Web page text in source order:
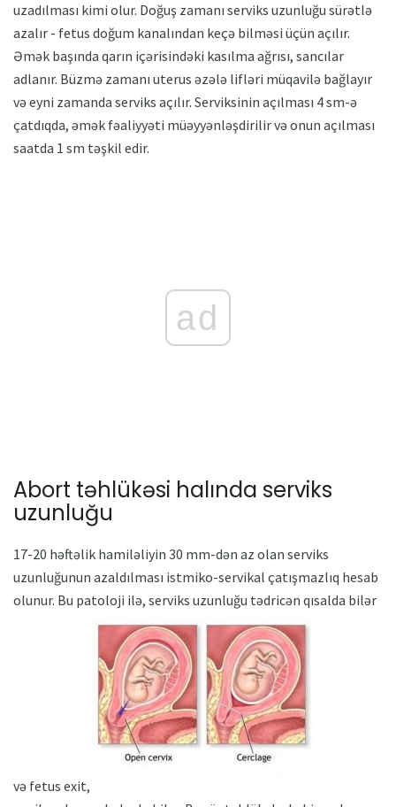
uzadılması kimi olur. Doğuş zamanı serviks uzunluğu sürətlə
azalır - fetus doğum kanalından keçə bilməsi üçün açılır.
Əmək başında qarın içərisindəki kasılma ağrısı, sancılar
adlanır. Büzmə zamanı uterus əzələ lifləri müqavilə bağlayır
və eyni zamanda serviks açılır. Serviksinin açılması 4 sm-ə
çatdıqda, əmək fəaliyyəti müəyyənləşdirilir və onun açılması
saatda 1 sm təşkil edir.
ad
Abort təhlükəsi halında serviks
uzunluğu
17-20 həftəlik hamiləliyin 30 mm-dən az olan serviks
uzunluğunun azaldılması istmiko-servikal çatışmazlıq hesab
olunur. Bu patoloji ilə, serviks uzunluğu tədricən qısalda bilər
və fetus exit,